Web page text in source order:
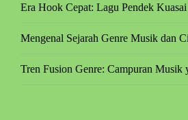
Era Hook Cepat: Lagu Pendek
Mengenal Sejarah Genre Musik dan
Tren Fusion Genre: Campuran Musik